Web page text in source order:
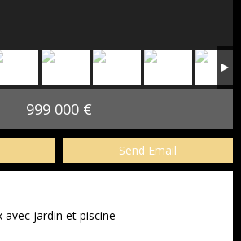
999 000 €
Send Email
avec jardin et piscine